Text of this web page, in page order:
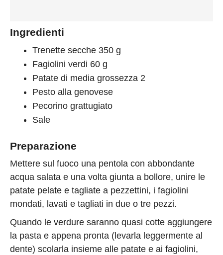
Ingredienti
Trenette secche 350 g
Fagiolini verdi 60 g
Patate di media grossezza 2
Pesto alla genovese
Pecorino grattugiato
Sale
Preparazione
Mettere sul fuoco una pentola con abbondante
acqua salata e una volta giunta a bollore, unire le
patate pelate e tagliate a pezzettini, i fagiolini
mondati, lavati e tagliati in due o tre pezzi.
Quando le verdure saranno quasi cotte aggiungere
la pasta e appena pronta (levarla leggermente al
dente) scolarla insieme alle patate e ai fagiolini,